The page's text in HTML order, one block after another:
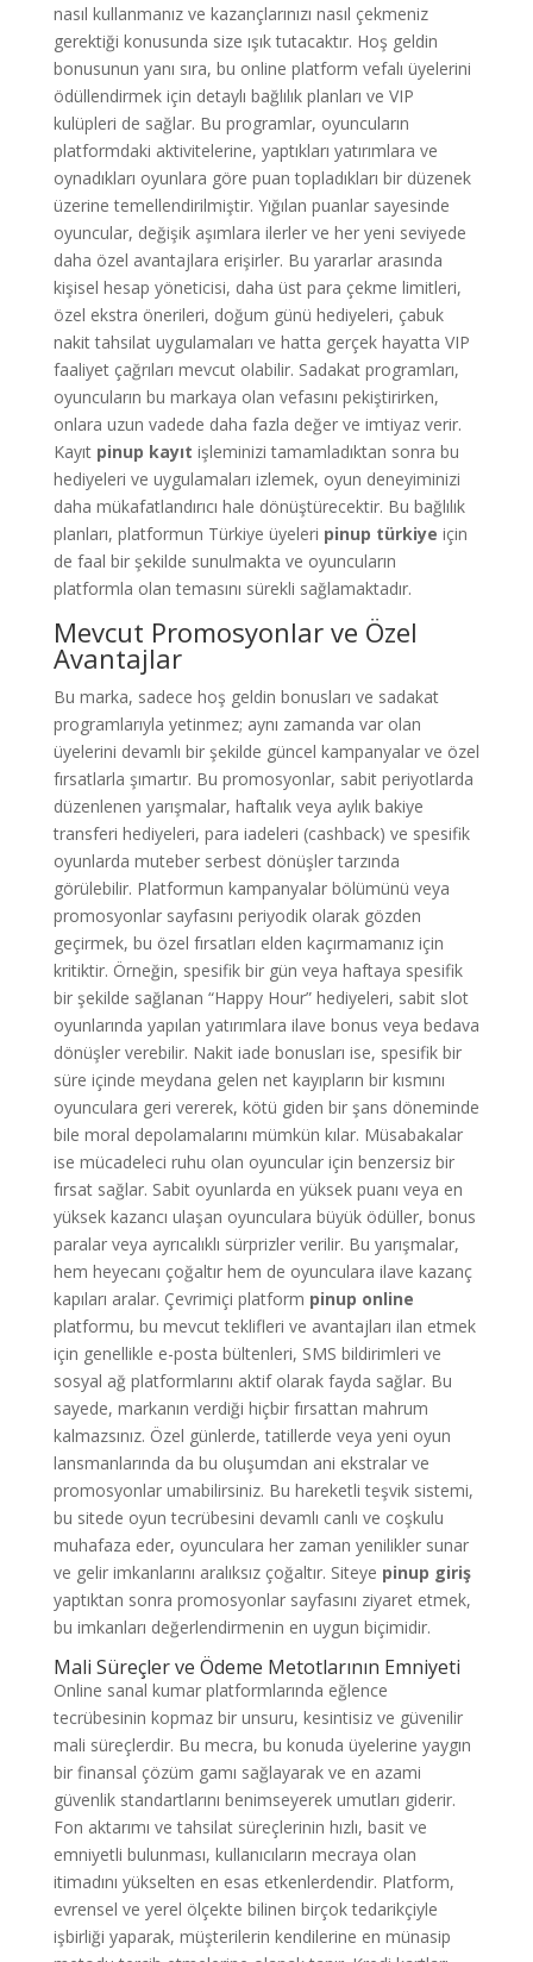
nasıl kullanmanız ve kazançlarınızı nasıl çekmeniz
gerektiği konusunda size ışık tutacaktır. Hoş geldin
bonusunun yanı sıra, bu online platform vefalı üyelerini
ödüllendirmek için detaylı bağlılık planları ve VIP
kulüpleri de sağlar. Bu programlar, oyuncuların
platformdaki aktivitelerine, yaptıkları yatırımlara ve
oynadıkları oyunlara göre puan topladıkları bir düzenek
üzerine temellendirilmiştir. Yığılan puanlar sayesinde
oyuncular, değişik aşımlara ilerler ve her yeni seviyede
daha özel avantajlara erişirler. Bu yararlar arasında
kişisel hesap yöneticisi, daha üst para çekme limitleri,
özel ekstra önerileri, doğum günü hediyeleri, çabuk
nakit tahsilat uygulamaları ve hatta gerçek hayatta VIP
faaliyet çağrıları mevcut olabilir. Sadakat programları,
oyuncuların bu markaya olan vefasını pekiştirirken,
onlara uzun vadede daha fazla değer ve imtiyaz verir.
Kayıt pinup kayıt işleminizi tamamladıktan sonra bu
hediyeleri ve uygulamaları izlemek, oyun deneyiminizi
daha mükafatlandırıcı hale dönüştürecektir. Bu bağlılık
planları, platformun Türkiye üyeleri pinup türkiye için
de faal bir şekilde sunulmakta ve oyuncuların
platformla olan temasını sürekli sağlamaktadır.
Mevcut Promosyonlar ve Özel
Avantajlar
Bu marka, sadece hoş geldin bonusları ve sadakat
programlarıyla yetinmez; aynı zamanda var olan
üyelerini devamlı bir şekilde güncel kampanyalar ve özel
fırsatlarla şımartır. Bu promosyonlar, sabit periyotlarda
düzenlenen yarışmalar, haftalık veya aylık bakiye
transferi hediyeleri, para iadeleri (cashback) ve spesifik
oyunlarda muteber serbest dönüşler tarzında
görülebilir. Platformun kampanyalar bölümünü veya
promosyonlar sayfasını periyodik olarak gözden
geçirmek, bu özel fırsatları elden kaçırmamanız için
kritiktir. Örneğin, spesifik bir gün veya haftaya spesifik
bir şekilde sağlanan “Happy Hour” hediyeleri, sabit slot
oyunlarında yapılan yatırımlara ilave bonus veya bedava
dönüşler verebilir. Nakit iade bonusları ise, spesifik bir
süre içinde meydana gelen net kayıpların bir kısmını
oyunculara geri vererek, kötü giden bir şans döneminde
bile moral depolamalarını mümkün kılar. Müsabakalar
ise mücadeleci ruhu olan oyuncular için benzersiz bir
fırsat sağlar. Sabit oyunlarda en yüksek puanı veya en
yüksek kazancı ulaşan oyunculara büyük ödüller, bonus
paralar veya ayrıcalıklı sürprizler verilir. Bu yarışmalar,
hem heyecanı çoğaltır hem de oyunculara ilave kazanç
kapıları aralar. Çevrimiçi platform pinup online
platformu, bu mevcut teklifleri ve avantajları ilan etmek
için genellikle e-posta bültenleri, SMS bildirimleri ve
sosyal ağ platformlarını aktif olarak fayda sağlar. Bu
sayede, markanın verdiği hiçbir fırsattan mahrum
kalmazsınız. Özel günlerde, tatillerde veya yeni oyun
lansmanlarında da bu oluşumdan ani ekstralar ve
promosyonlar umabilirsiniz. Bu hareketli teşvik sistemi,
bu sitede oyun tecrübesini devamlı canlı ve coşkulu
muhafaza eder, oyunculara her zaman yenilikler sunar
ve gelir imkanlarını aralıksız çoğaltır. Siteye pinup giriş
yaptıktan sonra promosyonlar sayfasını ziyaret etmek,
bu imkanları değerlendirmenin en uygun biçimidir.
Mali Süreçler ve Ödeme Metotlarının Emniyeti
Online sanal kumar platformlarında eğlence
tecrübesinin kopmaz bir unsuru, kesintisiz ve güvenilir
mali süreçlerdir. Bu mecra, bu konuda üyelerine yaygın
bir finansal çözüm gamı sağlayarak ve en azami
güvenlik standartlarını benimseyerek umutları giderir.
Fon aktarımı ve tahsilat süreçlerinin hızlı, basit ve
emniyetli bulunması, kullanıcıların mecraya olan
itimadını yükselten en esas etkenlerdendir. Platform,
evrensel ve yerel ölçekte bilinen birçok tedarikçiyle
işbirliği yaparak, müşterilerin kendilerine en münasip